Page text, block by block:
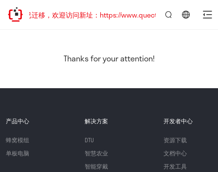
站地址已迁移，欢迎访问新址：https://www.quectel.com.cn
Thanks for your attention!
产品中心
蜂窝模组
单板电脑
解决方案
DTU
智慧农业
智能穿戴
开发者中心
资源下载
文档中心
开发工具